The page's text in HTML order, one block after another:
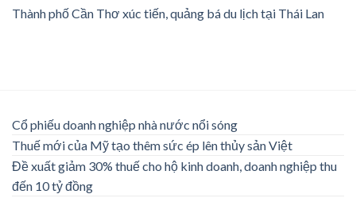
Thành phố Cần Thơ xúc tiến, quảng bá du lịch tại Thái Lan
Cổ phiếu doanh nghiệp nhà nước nổi sóng
Thuế mới của Mỹ tạo thêm sức ép lên thủy sản Việt
Đề xuất giảm 30% thuế cho hộ kinh doanh, doanh nghiệp thu
đến 10 tỷ đồng